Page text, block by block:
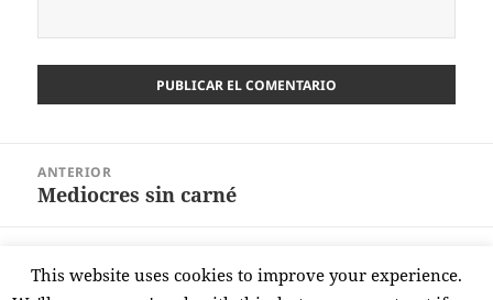
entradas
ANTERIOR
Entrada
Mediocres sin carné
Entrada
I más D igual a…
This website uses cookies to improve your experience.